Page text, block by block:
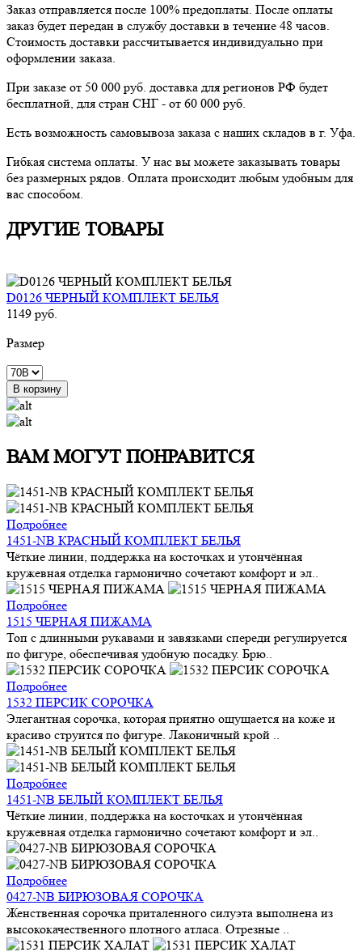
Заказ отправляется после 100% предоплаты. После оплаты
заказ будет передан в службу доставки в течение 48 часов.
Стоимость доставки рассчитывается индивидуально при
оформлении заказа.
При заказе от 50 000 руб. доставка для регионов РФ будет
бесплатной, для стран СНГ - от 60 000 руб.
Есть возможность самовывоза заказа с наших складов в г. Уфа.
Гибкая система оплаты. У нас вы можете заказывать товары
без размерных рядов. Оплата происходит любым удобным для
вас способом.
ДРУГИЕ ТОВАРЫ
D0126 ЧЕРНЫЙ КОМПЛЕКТ БЕЛЬЯ
1149 руб.
Размер
В корзину
ВАМ МОГУТ ПОНРАВИТСЯ
Подробнее
1451-NB КРАСНЫЙ КОМПЛЕКТ БЕЛЬЯ
Чёткие линии, поддержка на косточках и утончённая
кружевная отделка гармонично сочетают комфорт и эл..
Подробнее
1515 ЧЕРНАЯ ПИЖАМА
Топ с длинными рукавами и завязками спереди регулируется
по фигуре, обеспечивая удобную посадку. Брю..
Подробнее
1532 ПЕРСИК СОРОЧКА
Элегантная сорочка, которая приятно ощущается на коже и
красиво струится по фигуре. Лаконичный крой ..
Подробнее
1451-NB БЕЛЫЙ КОМПЛЕКТ БЕЛЬЯ
Чёткие линии, поддержка на косточках и утончённая
кружевная отделка гармонично сочетают комфорт и эл..
Подробнее
0427-NB БИРЮЗОВАЯ СОРОЧКА
Женственная сорочка приталенного силуэта выполнена из
высококачественного плотного атласа. Отрезные ..